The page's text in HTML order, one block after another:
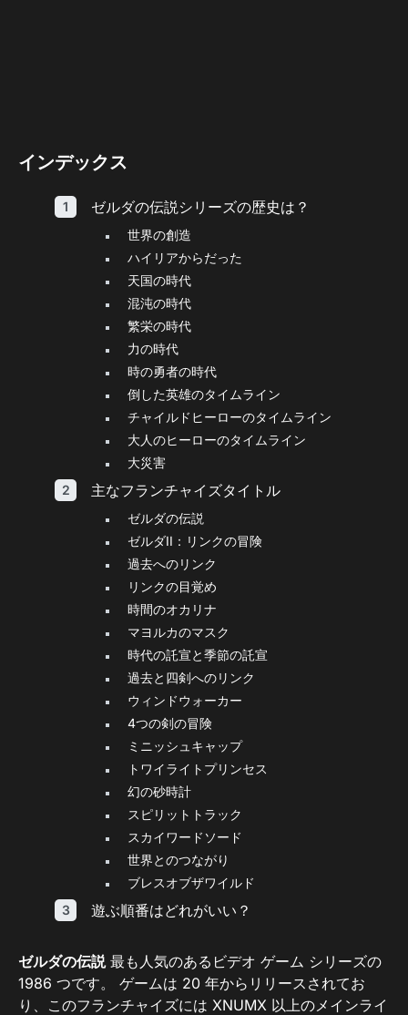
インデックス
ゼルダの伝説シリーズの歴史は？
世界の創造
ハイリアからだった
天国の時代
混沌の時代
繁栄の時代
力の時代
時の勇者の時代
倒した英雄のタイムライン
チャイルドヒーローのタイムライン
大人のヒーローのタイムライン
大災害
主なフランチャイズタイトル
ゼルダの伝説
ゼルダII：リンクの冒険
過去へのリンク
リンクの目覚め
時間のオカリナ
マヨルカのマスク
時代の託宣と季節の託宣
過去と四剣へのリンク
ウィンドウォーカー
4つの剣の冒険
ミニッシュキャップ
トワイライトプリンセス
幻の砂時計
スピリットトラック
スカイワードソード
世界とのつながり
ブレスオブザワイルド
遊ぶ順番はどれがいい？
ゼルダの伝説最も人気のあるビデオ ゲーム シリーズの
1986 つです。 ゲームは 20 年からリリースされてお
り、このフランチャイズには XNUMX 以上のメインライ